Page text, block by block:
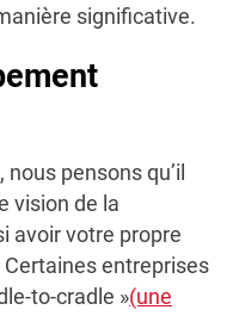
significative.
pensons qu’il
vision de la
avoir votre propre
Certaines entreprises
to-cradle »(une